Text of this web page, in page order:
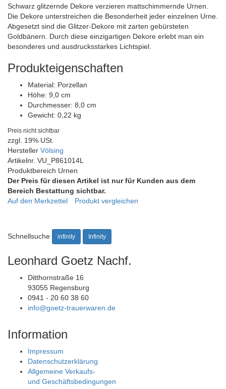
Schwarz glitzernde Dekore verzieren mattschimmernde Urnen.
Die Dekore unterstreichen die Besonderheit jeder einzelnen Urne.
Abgesetzt sind die Glitzer-Dekore mit zarten gebürsteten
Goldbänern. Durch diese einzigartigen Dekore erlebt man ein
besonderes und ausdrucksstarkes Lichtspiel.
Produkteigenschaften
Material: Porzellan
Höhe: 9,0 cm
Durchmesser: 8,0 cm
Gewicht: 0,22 kg
Preis nicht sichtbar
zzgl. 19% USt.
Hersteller Völsing
Artikelnr. VU_P861014L
Produktbereich Urnen
Der Preis für diesen Artikel ist nur für Kunden aus dem
Bereich Bestattung sichtbar.
Auf den Merkzettel
Produkt vergleichen
Schnellsuche infinity Infinity
Leonhard Goetz Nachf.
Ditthornstraße 16
93055 Regensburg
0941 - 20 60 38 60
info@goetz-trauerwaren.de
Information
Impressum
Datenschutzerklärung
Allgemeine Verkaufs-
und Geschäftsbedingungen